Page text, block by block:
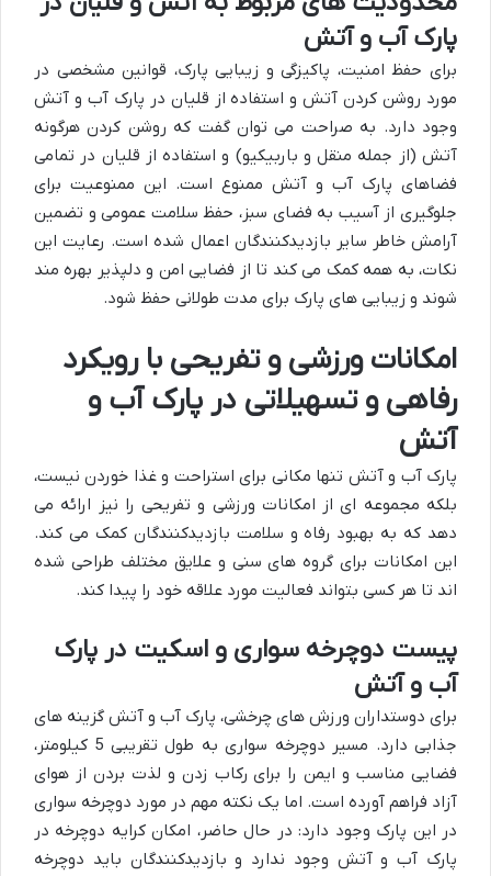
پارک آب و آتش
برای حفظ امنیت، پاکیزگی و زیبایی پارک، قوانین مشخصی در
مورد روشن کردن آتش و استفاده از قلیان در پارک آب و آتش
وجود دارد. به صراحت می توان گفت که روشن کردن هرگونه
آتش (از جمله منقل و باربیکیو) و استفاده از قلیان در تمامی
فضاهای پارک آب و آتش ممنوع است. این ممنوعیت برای
جلوگیری از آسیب به فضای سبز، حفظ سلامت عمومی و تضمین
آرامش خاطر سایر بازدیدکنندگان اعمال شده است. رعایت این
نکات، به همه کمک می کند تا از فضایی امن و دلپذیر بهره مند
شوند و زیبایی های پارک برای مدت طولانی حفظ شود.
امکانات ورزشی و تفریحی با رویکرد
رفاهی و تسهیلاتی در پارک آب و
آتش
پارک آب و آتش تنها مکانی برای استراحت و غذا خوردن نیست،
بلکه مجموعه ای از امکانات ورزشی و تفریحی را نیز ارائه می
دهد که به بهبود رفاه و سلامت بازدیدکنندگان کمک می کند.
این امکانات برای گروه های سنی و علایق مختلف طراحی شده
اند تا هر کسی بتواند فعالیت مورد علاقه خود را پیدا کند.
پیست دوچرخه سواری و اسکیت در پارک
آب و آتش
برای دوستداران ورزش های چرخشی، پارک آب و آتش گزینه های
جذابی دارد. مسیر دوچرخه سواری به طول تقریبی 5 کیلومتر،
فضایی مناسب و ایمن را برای رکاب زدن و لذت بردن از هوای
آزاد فراهم آورده است. اما یک نکته مهم در مورد دوچرخه سواری
در این پارک وجود دارد: در حال حاضر، امکان کرایه دوچرخه در
پارک آب و آتش وجود ندارد و بازدیدکنندگان باید دوچرخه